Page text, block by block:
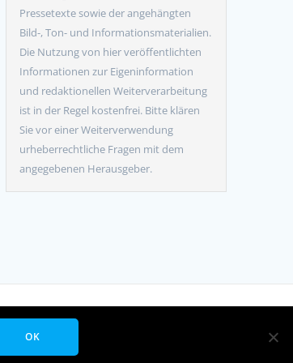
Pressetexte sowie der angehängten
Bild-, Ton- und Informationsmaterialien.
Die Nutzung von hier veröffentlichten
Informationen zur Eigeninformation
und redaktionellen Weiterverarbeitung
ist in der Regel kostenfrei. Bitte klären
Sie vor einer Weiterverwendung
urheberrechtliche Fragen mit dem
angegebenen Herausgeber.
OK